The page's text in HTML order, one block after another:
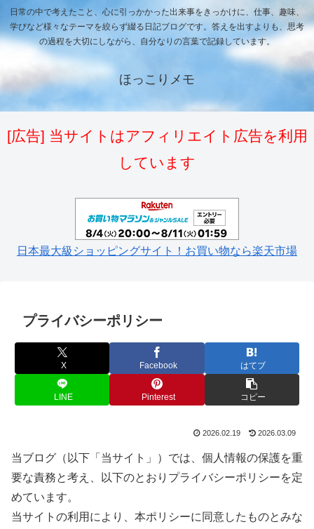
日常の中で考えたこと、心に引っかかった出来事をきっかけに、仕事、趣味、
学びなど様々なテーマを絞らず綴る日記ブログです。答えを出すよりも、思考
の過程を大切にしながら、自分なりの言葉で記録しています。
ほっこりメモ
[広告] 当サイトはアフィリエイト広告を利用
しています
日本最大級ショッピングサイト！お買い物なら楽天市場
プライバシーポリシー
X Facebook はてブ
LINE Pinterest コピー
2026.02.19 2026.03.09
当ブログ（以下「当サイト」）では、個人情報の保護を重
要な責務と考え、以下のとおりプライバシーポリシーを定
めています。
当サイトの利用により、本ポリシーに同意したものとみな